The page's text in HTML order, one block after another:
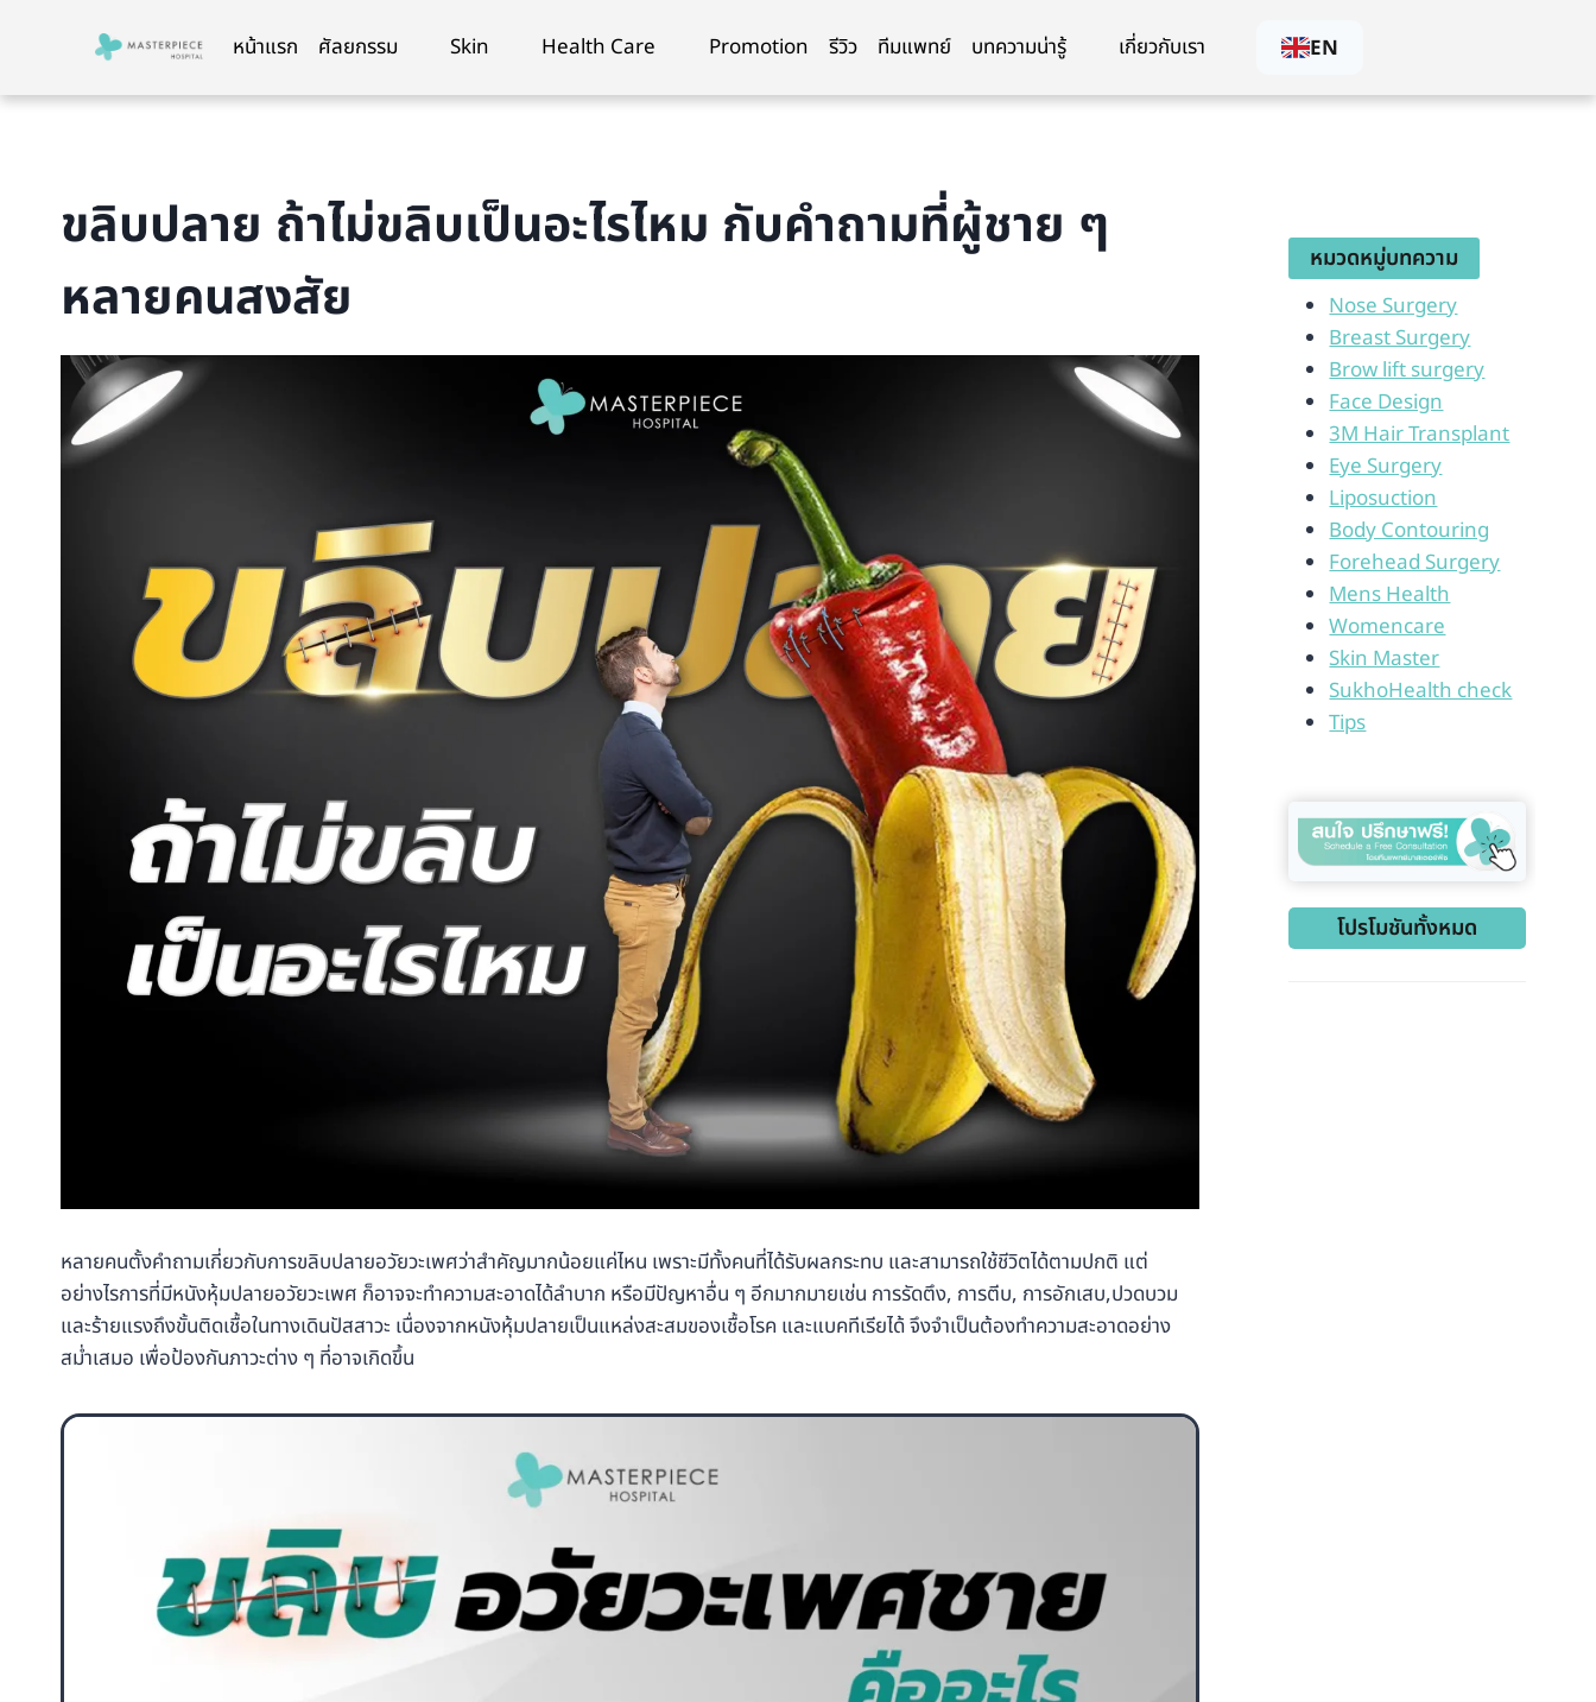
หน้าแรก ศัลยกรรม Skin Health Care Promotion รีวิว ทีมแพทย์ บทความน่ารู้ เกี่ยวกับเรา EN
ขลิบปลาย ถ้าไม่ขลิบเป็นอะไรไหม กับคำถามที่ผู้ชาย ๆ
หลายคนสงสัย
หลายคนตั้งคำถามเกี่ยวกับการขลิบปลายอวัยวะเพศว่าสำคัญมากน้อยแค่ไหน เพราะมีทั้งคนที่ได้รับผลกระทบ และสามารถใช้ชีวิตได้ตามปกติ แต่
อย่างไรการที่มีหนังหุ้มปลายอวัยวะเพศ ก็อาจจะทำความสะอาดได้ลำบาก หรือมีปัญหาอื่น ๆ อีกมากมายเช่น การรัดตึง, การตีบ, การอักเสบ,ปวดบวม
และร้ายแรงถึงขั้นติดเชื้อในทางเดินปัสสาวะ เนื่องจากหนังหุ้มปลายเป็นแหล่งสะสมของเชื้อโรค และแบคทีเรียได้ จึงจำเป็นต้องทำความสะอาดอย่าง
สม่ำเสมอ เพื่อป้องกันภาวะต่าง ๆ ที่อาจเกิดขึ้น
หมวดหมู่บทความ
Nose Surgery
Breast Surgery
Brow lift surgery
Face Design
3M Hair Transplant
Eye Surgery
Liposuction
Body Contouring
Forehead Surgery
Mens Health
Womencare
Skin Master
SukhoHealth check
Tips
โปรโมชันทั้งหมด